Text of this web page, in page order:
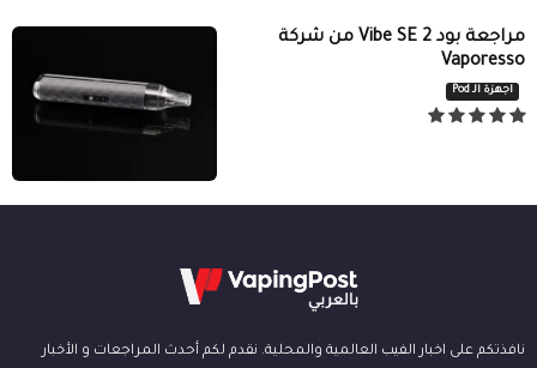
مراجعة بود Vibe SE 2 من شركة
Vaporesso
اجهزة الـ Pod
نافذتكم على اخبار الفيب العالمية والمحلية. نقدم لكم أحدث المراجعات و الأخبار